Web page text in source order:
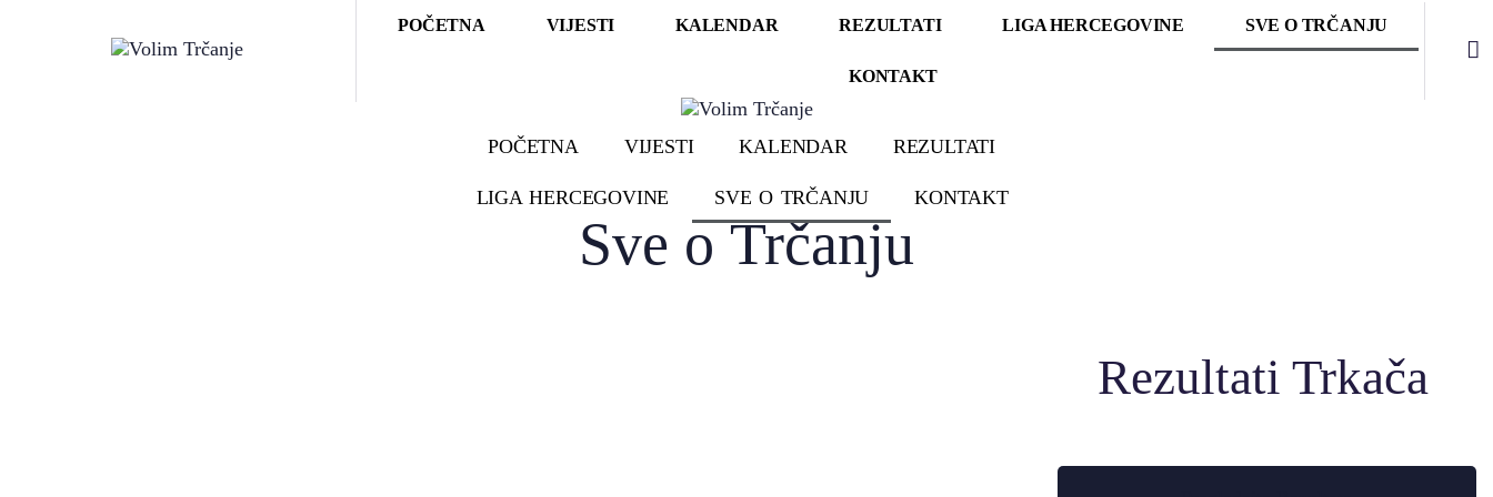
POČETNA VIJESTI KALENDAR REZULTATI LIGA HERCEGOVINE SVE O TRČANJU
KONTAKT
POČETNA VIJESTI KALENDAR REZULTATI
LIGA HERCEGOVINE SVE O TRČANJU KONTAKT
Sve o Trčanju
Rezultati Trkača